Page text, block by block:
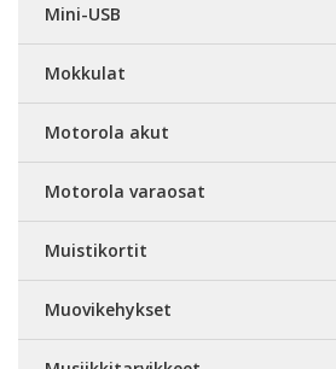
Mini-USB
Mokkulat
Motorola akut
Motorola varaosat
Muistikortit
Muovikehykset